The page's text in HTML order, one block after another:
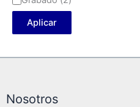
Aplicar
Nosotros